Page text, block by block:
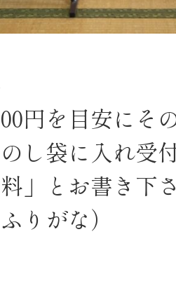
円を目安にそ
し袋に入れ受
」とお書き下
りがな）